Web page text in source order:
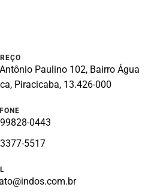
Paulino 102, Bairro Água
Piracicaba, 13.426-000
0443
5517